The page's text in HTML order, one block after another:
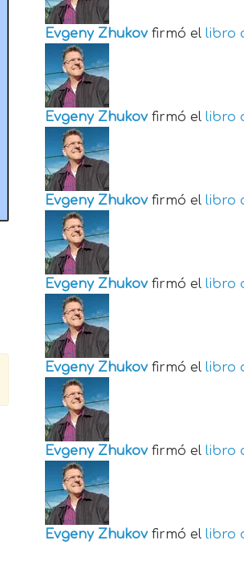
Evgeny Zhukov firmó el libro
Evgeny Zhukov firmó el libro
Evgeny Zhukov firmó el libro
Evgeny Zhukov firmó el libro
Evgeny Zhukov firmó el libro
Evgeny Zhukov firmó el libro
Evgeny Zhukov firmó el libro